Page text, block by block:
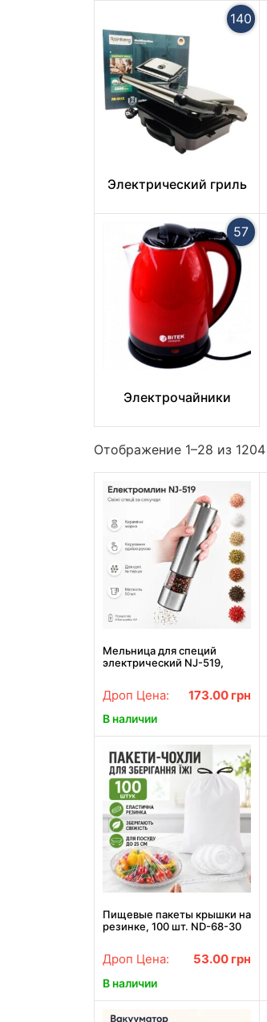
140
Электрический гриль
57
Электрочайники
Отображение 1–28 из 1204
Мельница для специй
электрический NJ-519,
Мельница на батарейках
Дроп Цена: 173.00 грн
В наличии
Пищевые пакеты крышки на
резинке, 100 шт. ND-68-30
Политиленовые пакеты для
Дроп Цена: 53.00 грн
В наличии